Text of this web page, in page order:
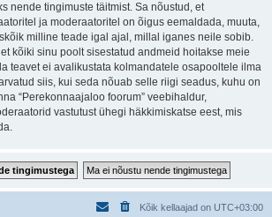
nende tingimuste täitmist. Sa nõustud, et
ja moderaatoritel on õigus eemaldada, muuta,
milline teade igal ajal, millal iganes neile sobib.
kõiki sinu poolt sisestatud andmeid hoitakse meie
teavet ei avalikustata kolmandatele osapooltele ilma
siis, kui seda nõuab selle riigi seadus, kuhu on
“Perekonnaajaloo foorum” veebihaldur,
vastutust ühegi häkkimiskatse eest, mis
Kõik kellaajad on UTC+03:00